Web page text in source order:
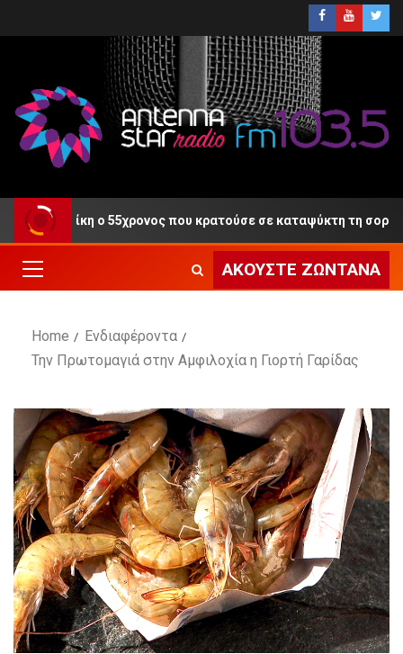
Δίκη ο 55χρονος που κρατούσε σε καταψύκτη τη σορό του
ΑΚΟΎΣΤΕ ΖΩΝΤΑΝΆ
Home
Ενδιαφέροντα
Την Πρωτομαγιά στην Αμφιλοχία η Γιορτή Γαρίδας